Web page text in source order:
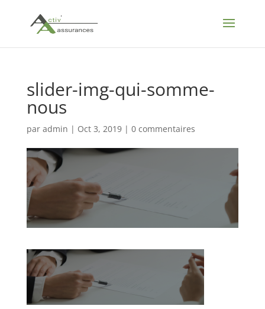
slider-img-qui-somme-
nous
par admin | Oct 3, 2019| 0 commentaires